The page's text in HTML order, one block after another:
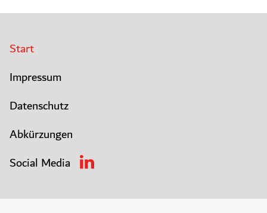
Start
Impressum
Datenschutz
Abkürzungen
Social Media